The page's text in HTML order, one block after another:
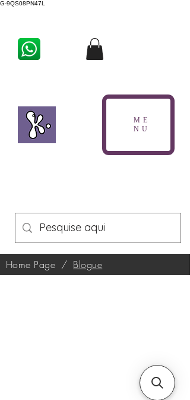
G-9QS08PN47L
ME
NU
Home Page / Blogue